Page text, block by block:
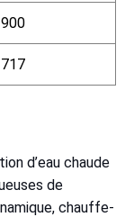
d’eau chaude
de
chauffe-